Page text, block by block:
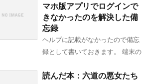
マホ版アプリでログインで
きなかったのを解決した備
忘録
ヘルプに記載がなかったので備忘
録として書いておきます。 端末の
読んだ本：六道の悪女たち